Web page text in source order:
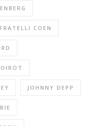
FRATELLI COEN
JOHNNY DEPP